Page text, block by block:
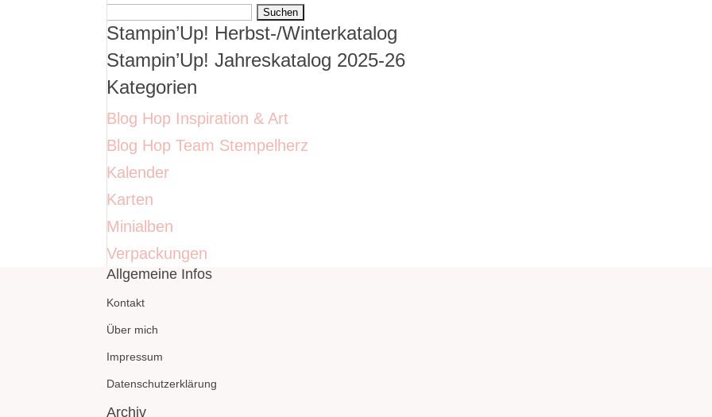
Suchen
nach:
Stampin’Up! Herbst-/Winterkatalog
Stampin’Up! Jahreskatalog 2025-26
Kategorien
Blog Hop Inspiration & Art
Blog Hop Team Stempelherz
Kalender
Karten
Minialben
Verpackungen
Allgemeine Infos
Kontakt
Über mich
Impressum
Datenschutzerklärung
Archiv